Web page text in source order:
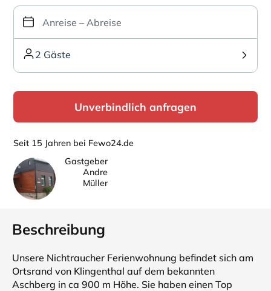
2 Gäste
Unverbindlich anfragen
Seit 15 Jahren bei Fewo24.de
Gastgeber
Andre
Müller
Beschreibung
Unsere Nichtraucher Ferienwohnung befindet sich am
Ortsrand von Klingenthal auf dem bekannten
Aschberg in ca 900 m Höhe. Sie haben einen Top